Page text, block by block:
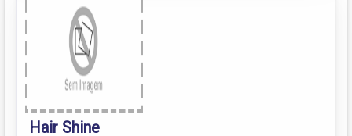
Hair Shine